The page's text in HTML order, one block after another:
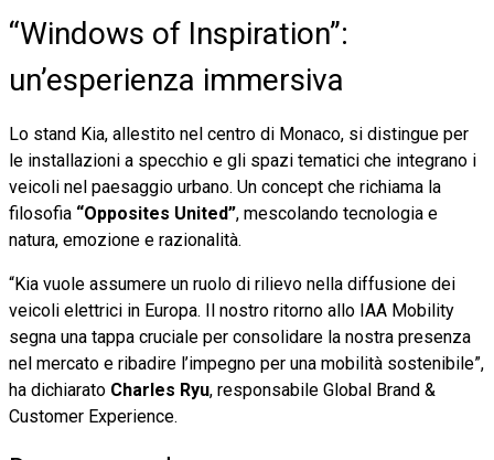
“Windows of Inspiration”:
un’esperienza immersiva
Lo stand Kia, allestito nel centro di Monaco, si distingue per
le installazioni a specchio e gli spazi tematici che integrano i
veicoli nel paesaggio urbano. Un concept che richiama la
filosofia “Opposites United”, mescolando tecnologia e
natura, emozione e razionalità.
“Kia vuole assumere un ruolo di rilievo nella diffusione dei
veicoli elettrici in Europa. Il nostro ritorno allo IAA Mobility
segna una tappa cruciale per consolidare la nostra presenza
nel mercato e ribadire l’impegno per una mobilità sostenibile”,
ha dichiarato Charles Ryu, responsabile Global Brand &
Customer Experience.